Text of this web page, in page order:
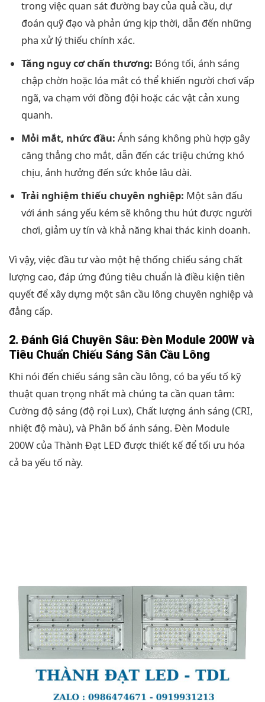
trong việc quan sát đường bay của quả cầu, dự
đoán quỹ đạo và phản ứng kịp thời, dẫn đến những
pha xử lý thiếu chính xác.
Tăng nguy cơ chấn thương: Bóng tối, ánh sáng
chập chờn hoặc lóa mắt có thể khiến người chơi vấp
ngã, va chạm với đồng đội hoặc các vật cản xung
quanh.
Mỏi mắt, nhức đầu: Ánh sáng không phù hợp gây
căng thẳng cho mắt, dẫn đến các triệu chứng khó
chịu, ảnh hưởng đến sức khỏe lâu dài.
Trải nghiệm thiếu chuyên nghiệp: Một sân đấu
với ánh sáng yếu kém sẽ không thu hút được người
chơi, giảm uy tín và khả năng khai thác kinh doanh.
Vì vậy, việc đầu tư vào một hệ thống chiếu sáng chất
lượng cao, đáp ứng đúng tiêu chuẩn là điều kiện tiên
quyết để xây dựng một sân cầu lông chuyên nghiệp và
đẳng cấp.
2. Đánh Giá Chuyên Sâu: Đèn Module 200W và
Tiêu Chuẩn Chiếu Sáng Sân Cầu Lông
Khi nói đến chiếu sáng sân cầu lông, có ba yếu tố kỹ
thuật quan trọng nhất mà chúng ta cần quan tâm:
Cường độ sáng (độ rọi Lux), Chất lượng ánh sáng (CRI,
nhiệt độ màu), và Phân bố ánh sáng. Đèn Module
200W của Thành Đạt LED được thiết kế để tối ưu hóa
cả ba yếu tố này.